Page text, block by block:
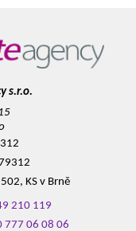
s.r.o.
KS v Brně
210 119
777 06 08 06